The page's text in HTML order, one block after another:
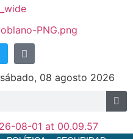
sábado, 08 agosto 2026